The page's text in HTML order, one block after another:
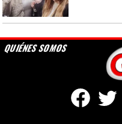
QUIÉNES SOMOS